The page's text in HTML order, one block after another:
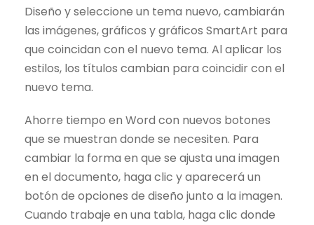
Diseño y seleccione un tema nuevo, cambiarán
las imágenes, gráficos y gráficos SmartArt para
que coincidan con el nuevo tema. Al aplicar los
estilos, los títulos cambian para coincidir con el
nuevo tema.
Ahorre tiempo en Word con nuevos botones
que se muestran donde se necesiten. Para
cambiar la forma en que se ajusta una imagen
en el documento, haga clic y aparecerá un
botón de opciones de diseño junto a la imagen.
Cuando trabaje en una tabla, haga clic donde